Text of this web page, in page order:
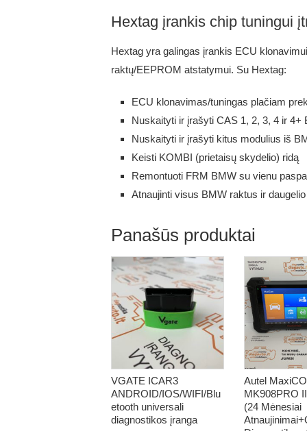
Hextag įrankis chip tuningui
Hextag yra galingas įrankis ECU
raktų/EEPROM atstatymui. Su Hextag:
ECU klonavimas/tuningas plačiam
Nuskaityti ir įrašyti CAS 1, 2, 3, 4 ir
Nuskaityti ir įrašyti kitus modulius iš
Keisti KOMBI (prietaisų skydelio) ridą
Remontuoti FRM BMW su vienu
Atnaujinti visus BMW raktus ir
Panašūs produktai
VGATE ICAR3
ANDROID/IOS/WIFI/Blu
etooth universali
diagnostikos įranga
Autel
MK908PRO
(24 Mėnesiai